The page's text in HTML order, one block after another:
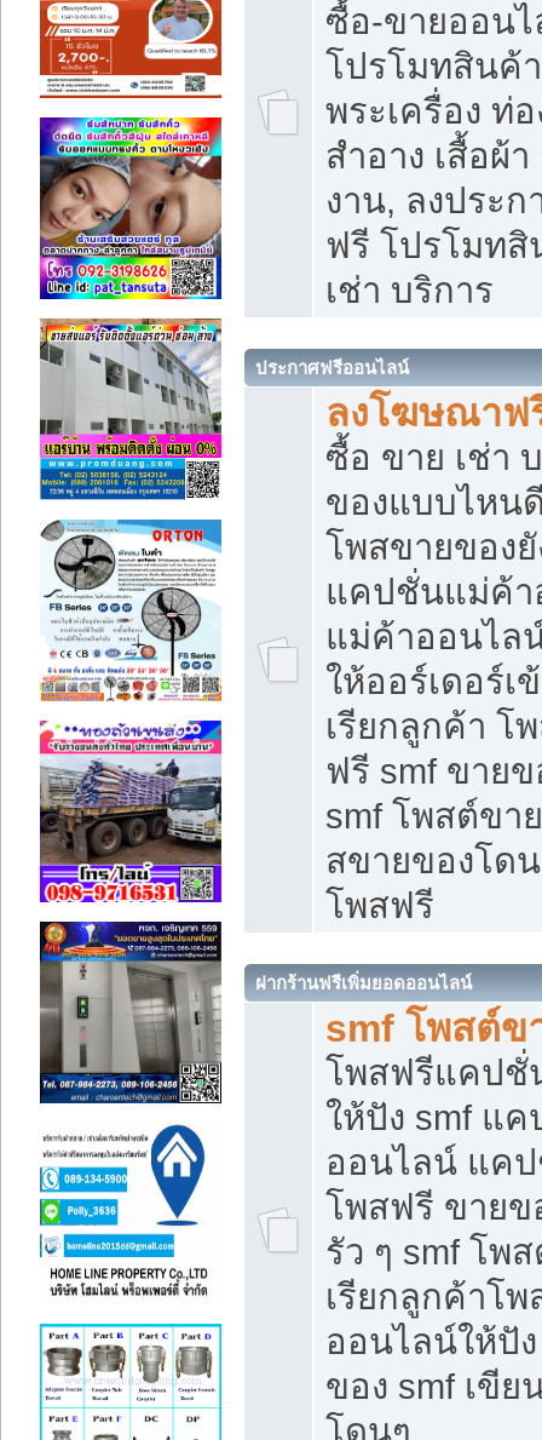
ซื้อ-ขายออน
โปรโมทสินค้
พระเครื่อง ท่อ
สำอาง เสื้อผ้
งาน, ลงประ
ฟรี โปรโมท
เช่า บริการ
ประกาศฟรีออนไลน์
ลงโฆษณาฟ
ซื้อ ขาย เช่า
ของแบบไหน
โพสขายของยั
แคปชั่นแม่ค้
แม่ค้าออนไล
ให้ออร์เดอร์เ
เรียกลูกค้า โ
ฟรี smf ขาย
smf โพสต์ขา
สขายของโด
โพสฟรี
ฝากร้านฟรีเพิ่มยอดออนไลน์
smf โพสต์ข
โพสฟรีแคปชั่
ให้ปัง smf แ
ออนไลน์ แค
โพสฟรี ขายข
รัว ๆ smf โพ
เรียกลูกค้าโ
ออนไลน์ให้ปั
ของ smf เขี
โดนๆ